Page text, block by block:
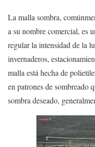
La malla sombra,
a su nombre comercial, es
regular la intensidad de la
invernaderos,
malla está hecha de
en patrones de sombreado
sombra deseado,